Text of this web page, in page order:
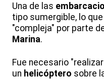
Una de las
tipo sumergible, lo
"compleja" por parte
Marina.
Fue necesario
un helicóptero sobre